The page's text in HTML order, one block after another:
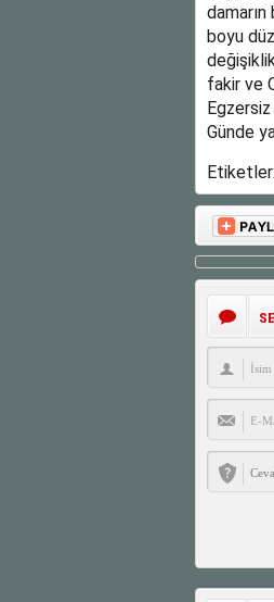
boyu
fakir ve
Günde
Etiketler: